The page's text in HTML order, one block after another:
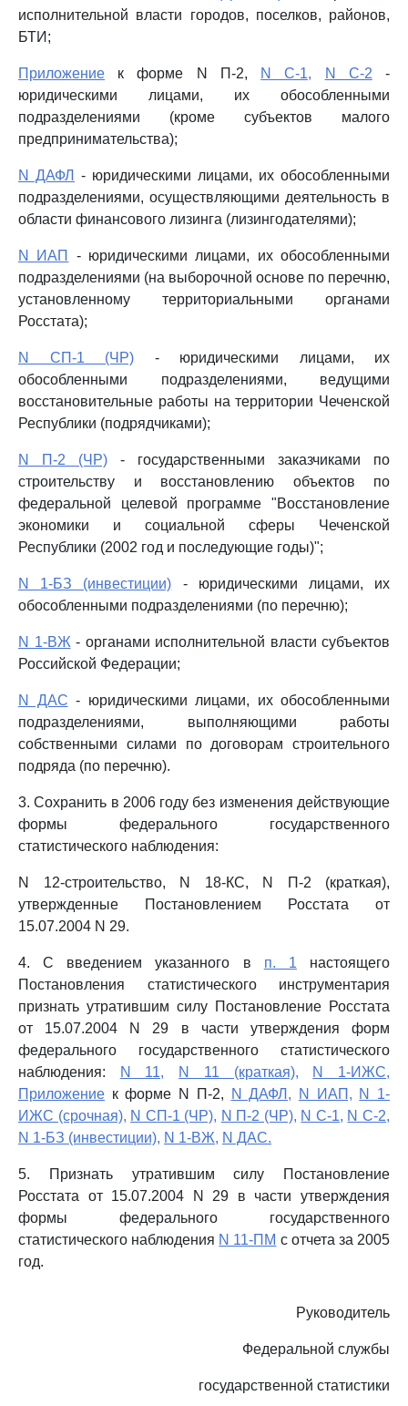
исполнительной власти городов, поселков, районов,
БТИ;
Приложение к форме N П-2, N С-1, N С-2 -
юридическими лицами, их обособленными
подразделениями (кроме субъектов малого
предпринимательства);
N ДАФЛ - юридическими лицами, их обособленными
подразделениями, осуществляющими деятельность в
области финансового лизинга (лизингодателями);
N ИАП
- юридическими лицами, их обособленными
подразделениями (на выборочной основе по перечню,
установленному территориальными органами
Росстата);
N СП-1 (ЧР) - юридическими лицами, их
обособленными подразделениями, ведущими
восстановительные работы на территории Чеченской
Республики (подрядчиками);
N П-2 (ЧР) - государственными заказчиками по
строительству и восстановлению объектов по
федеральной целевой программе "Восстановление
экономики и социальной сферы Чеченской
Республики (2002 год и последующие годы)";
N 1-БЗ (инвестиции) - юридическими лицами, их
обособленными подразделениями (по перечню);
N 1-ВЖ - органами исполнительной власти субъектов
Российской Федерации;
N ДАС - юридическими лицами, их обособленными
подразделениями, выполняющими работы
собственными силами по договорам строительного
подряда (по перечню).
3. Сохранить в 2006 году без изменения действующие
формы федерального государственного
статистического наблюдения:
N 12-строительство, N 18-КС, N П-2 (краткая),
утвержденные Постановлением Росстата от
15.07.2004 N 29.
4. С введением указанного в п. 1 настоящего
Постановления статистического инструментария
признать утратившим силу Постановление Росстата
от 15.07.2004 N 29 в части утверждения форм
федерального государственного статистического
наблюдения:
N 11, N 11 (краткая),
N 1-ИЖС,
Приложение к форме N П-2, N ДАФЛ, N ИАП, N 1-
ИЖС (срочная), N СП-1 (ЧР), N П-2 (ЧР), N С-1, N С-2,
N 1-БЗ (инвестиции), N 1-ВЖ, N ДАС.
5. Признать утратившим силу Постановление
Росстата от 15.07.2004 N 29 в части утверждения
формы федерального государственного
статистического наблюдения N 11-ПМ с отчета за 2005
год.
Руководитель
Федеральной службы
государственной статистики